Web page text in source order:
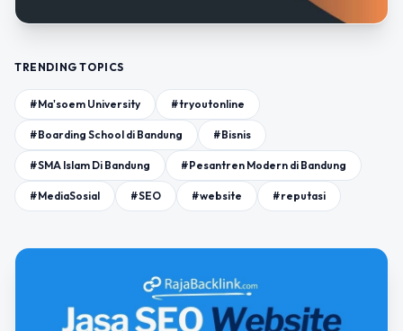
TRENDING TOPICS
#Ma'soem University #tryoutonline
#Boarding School di Bandung #Bisnis
#SMA Islam Di Bandung #Pesantren Modern di Bandung
#MediaSosial #SEO #website #reputasi